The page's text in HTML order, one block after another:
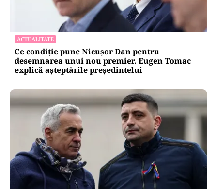
Cristian Popescu Piedone, în uniformă militară
pe TikTok: „S-a întors boomerangul, gata de
luptă”
ACTUALITATE